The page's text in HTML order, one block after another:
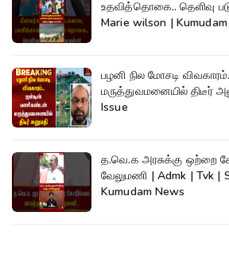
உதவித்தொகை.. தெளிவு
Marie wilson |
பழனி நில மோசடி
மருத்துவமனையில் திடீர்
Issue
த.வெ.க அரசுக்கு ஒற்றை
வேலுமணி | Admk | Tvk | SP.Velumani |
Kumudam News